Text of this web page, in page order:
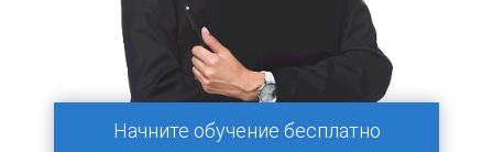
Начните обучение бесплатно